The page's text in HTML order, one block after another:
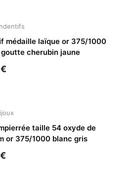
médaille laïque or 375/1000
cherubin jaune
€
taille 54 oxyde de
or 375/1000 blanc gris
€